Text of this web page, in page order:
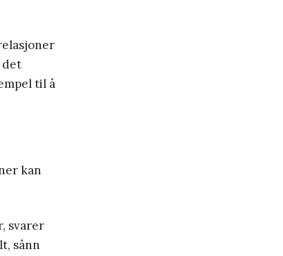
det
til å
kan
svarer
sånn